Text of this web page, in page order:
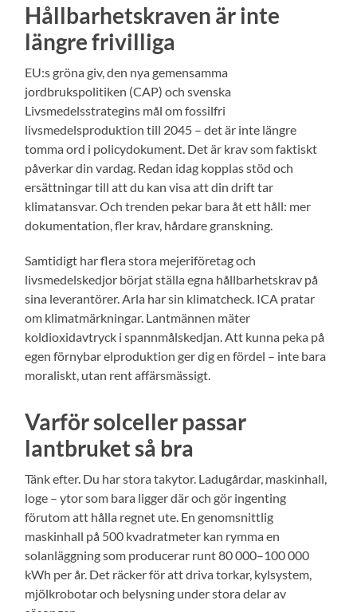
Hållbarhetskraven är inte
längre frivilliga
EU:s gröna giv, den nya gemensamma
jordbrukspolitiken (CAP) och svenska
Livsmedelsstrategins mål om fossilfri
livsmedelsproduktion till 2045 – det är inte längre
tomma ord i policydokument. Det är krav som faktiskt
påverkar din vardag. Redan idag kopplas stöd och
ersättningar till att du kan visa att din drift tar
klimatansvar. Och trenden pekar bara åt ett håll: mer
dokumentation, fler krav, hårdare granskning.
Samtidigt har flera stora mejeriföretag och
livsmedelskedjor börjat ställa egna hållbarhetskrav på
sina leverantörer. Arla har sin klimatcheck. ICA pratar
om klimatmärkningar. Lantmännen mäter
koldioxidavtryck i spannmålskedjan. Att kunna peka på
egen förnybar elproduktion ger dig en fördel – inte bara
moraliskt, utan rent affärsmässigt.
Varför solceller passar
lantbruket så bra
Tänk efter. Du har stora takytor. Ladugårdar, maskinhall,
loge – ytor som bara ligger där och gör ingenting
förutom att hålla regnet ute. En genomsnittlig
maskinhall på 500 kvadratmeter kan rymma en
solanläggning som producerar runt 80 000–100 000
kWh per år. Det räcker för att driva torkar, kylsystem,
mjölkrobotar och belysning under stora delar av